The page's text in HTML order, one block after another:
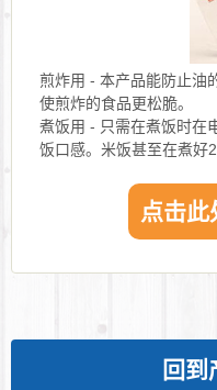
煎炸用 - 本产品能防止油
使煎炸的食品更松脆。
煮饭用 - 只需在煮饭时在
饭口感。米饭甚至在煮好
点击此
回到